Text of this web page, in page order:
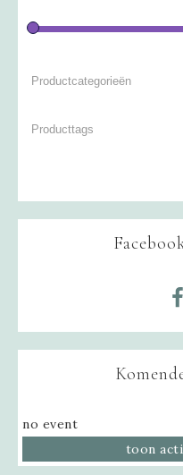
no event
toon